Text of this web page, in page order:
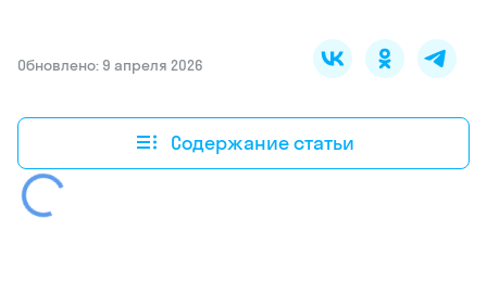
Обновлено: 9 апреля 2026
Содержание статьи